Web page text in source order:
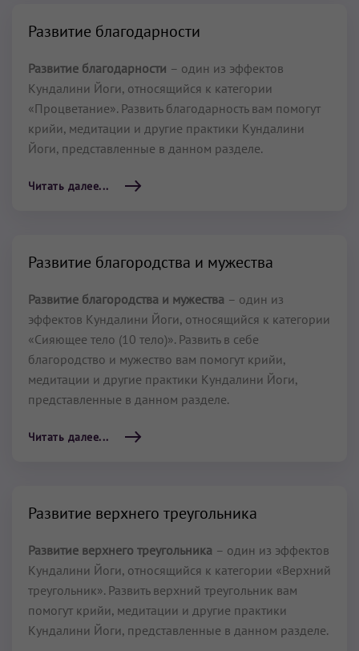
Развитие благодарности
Развитие благодарности – один из эффектов
Кундалини Йоги, относящийся к категории
«Процветание». Развить благодарность вам помогут
крийи, медитации и другие практики Кундалини
Йоги, представленные в данном разделе.
Читать далее...
Развитие благородства и мужества
Развитие благородства и мужества – один из
эффектов Кундалини Йоги, относящийся к категории
«Сияющее тело (10 тело)». Развить в себе
благородство и мужество вам помогут крийи,
медитации и другие практики Кундалини Йоги,
представленные в данном разделе.
Читать далее...
Развитие верхнего треугольника
Развитие верхнего треугольника – один из эффектов
Кундалини Йоги, относящийся к категории «Верхний
треугольник». Развить верхний треугольник вам
помогут крийи, медитации и другие практики
Кундалини Йоги, представленные в данном разделе.